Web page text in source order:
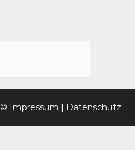
© Impressum | Datenschutz